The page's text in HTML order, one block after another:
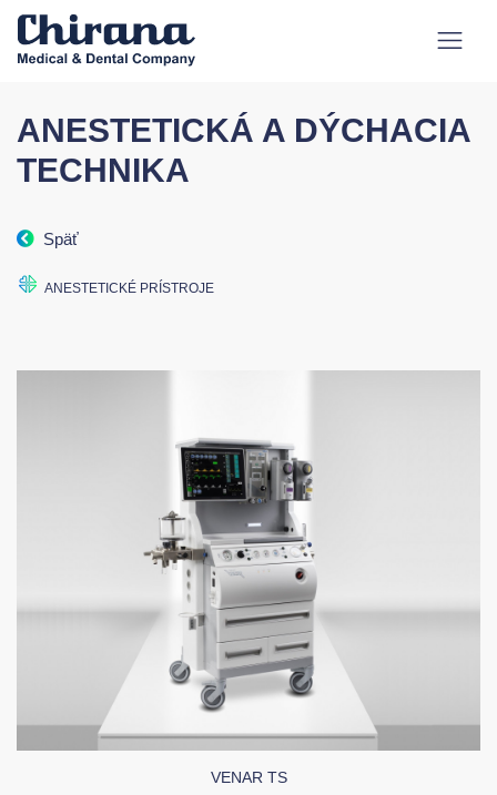
ANESTETICKÁ A DÝCHACIA
TECHNIKA
Späť
ANESTETICKÉ PRÍSTROJE
VENAR TS